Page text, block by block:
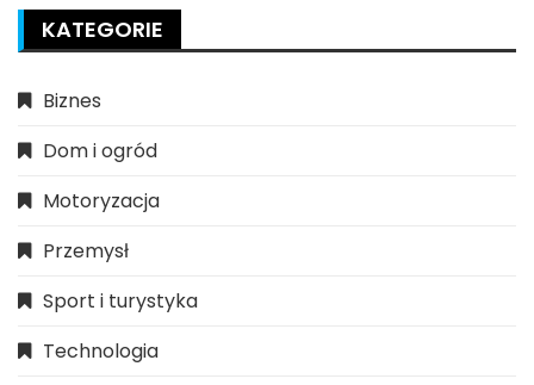
KATEGORIE
Biznes
Dom i ogród
Motoryzacja
Przemysł
Sport i turystyka
Technologia